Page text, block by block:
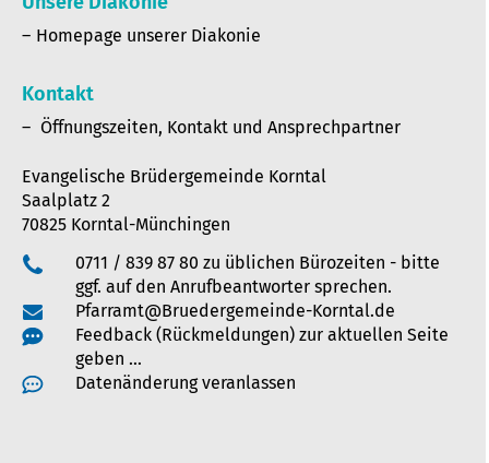
Homepage unserer Diakonie
Kontakt
Öffnungszeiten, Kontakt und Ansprechpartner
Evangelische Brüdergemeinde Korntal
Saalplatz 2
70825 Korntal-Münchingen
0711 / 839 87 80 zu üblichen Bürozeiten - bitte
ggf. auf den Anrufbeantworter sprechen.
Pfarramt@Bruedergemeinde-Korntal.de
Feedback (Rückmeldungen) zur aktuellen Seite
geben …
Datenänderung veranlassen